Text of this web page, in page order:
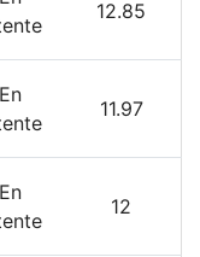
12.85
En
11.97
En
12